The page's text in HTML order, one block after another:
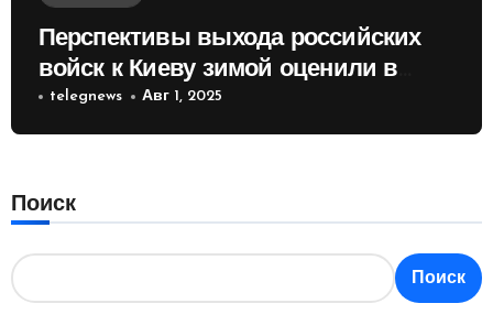
Перспективы выхода российских
войск к Киеву зимой оценили в
России
telegnews Авг 1, 2025
Поиск
Поиск